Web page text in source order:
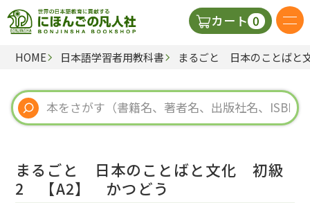
カート 0
日本語の教科書
視聴覚・補助教材
教師用参考書
HOME 日本語学習者用教科書 まるごと 日本のことば
まるごと 日本のことばと文化 初級
2 【A2】 かつどう